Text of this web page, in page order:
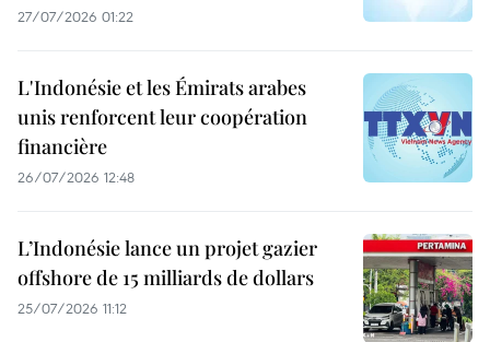
27/07/2026 01:22
L'Indonésie et les Émirats arabes
unis renforcent leur coopération
financière
26/07/2026 12:48
L’Indonésie lance un projet gazier
offshore de 15 milliards de dollars
25/07/2026 11:12